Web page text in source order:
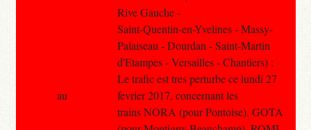
Rive Gauche -
Saint-Quentin-en-Yvelines - Massy-
Palaiseau - Dourdan - Saint-Martin
d'Etampes - Versailles - Chantiers) :
Le trafic est tres perturbe ce lundi 27
fevrier 2017, concernant les
trains NORA (pour Pontoise), GOTA
au